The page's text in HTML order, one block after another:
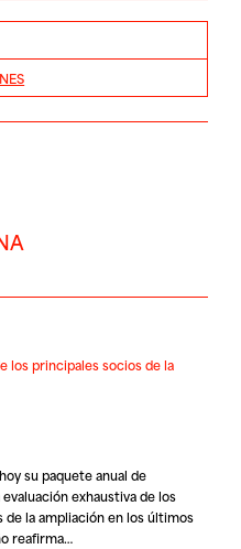
los principales socios de la
su paquete anual de
exhaustiva de los
la ampliación en los últimos
reafirma…